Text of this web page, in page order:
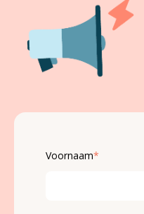
Voornaam*